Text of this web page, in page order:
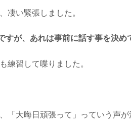
凄い緊張しました。
すが、あれは事前に話す事を決め
練習して喋りました。
「大晦日頑張って」っていう声